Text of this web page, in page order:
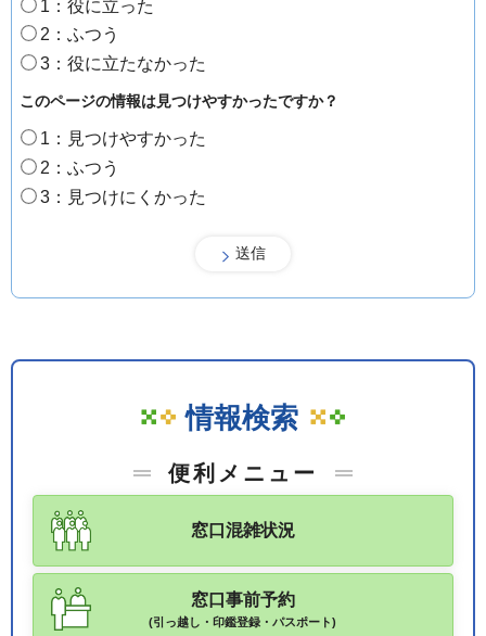
1：役に立った
2：ふつう
3：役に立たなかった
このページの情報は見つけやすかったですか？
1：見つけやすかった
2：ふつう
3：見つけにくかった
情報検索
便利メニュー
窓口混雑状況
窓口事前予約
(引っ越し・印鑑登録・パスポート)